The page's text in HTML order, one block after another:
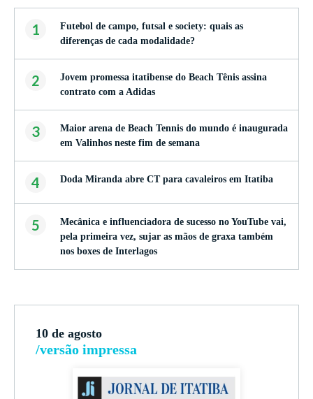
1
Futebol de campo, futsal e society: quais as
diferenças de cada modalidade?
2
Jovem promessa itatibense do Beach Tênis assina
contrato com a Adidas
3
Maior arena de Beach Tennis do mundo é inaugurada
em Valinhos neste fim de semana
4 Doda Miranda abre CT para cavaleiros em Itatiba
5
Mecânica e influenciadora de sucesso no YouTube vai,
pela primeira vez, sujar as mãos de graxa também
nos boxes de Interlagos
10 de agosto
/versão impressa